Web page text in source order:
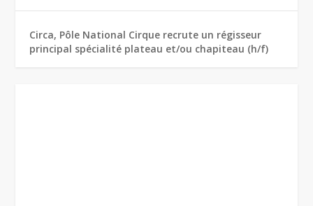
Circa, Pôle National Cirque recrute un régisseur
principal spécialité plateau et/ou chapiteau (h/f)